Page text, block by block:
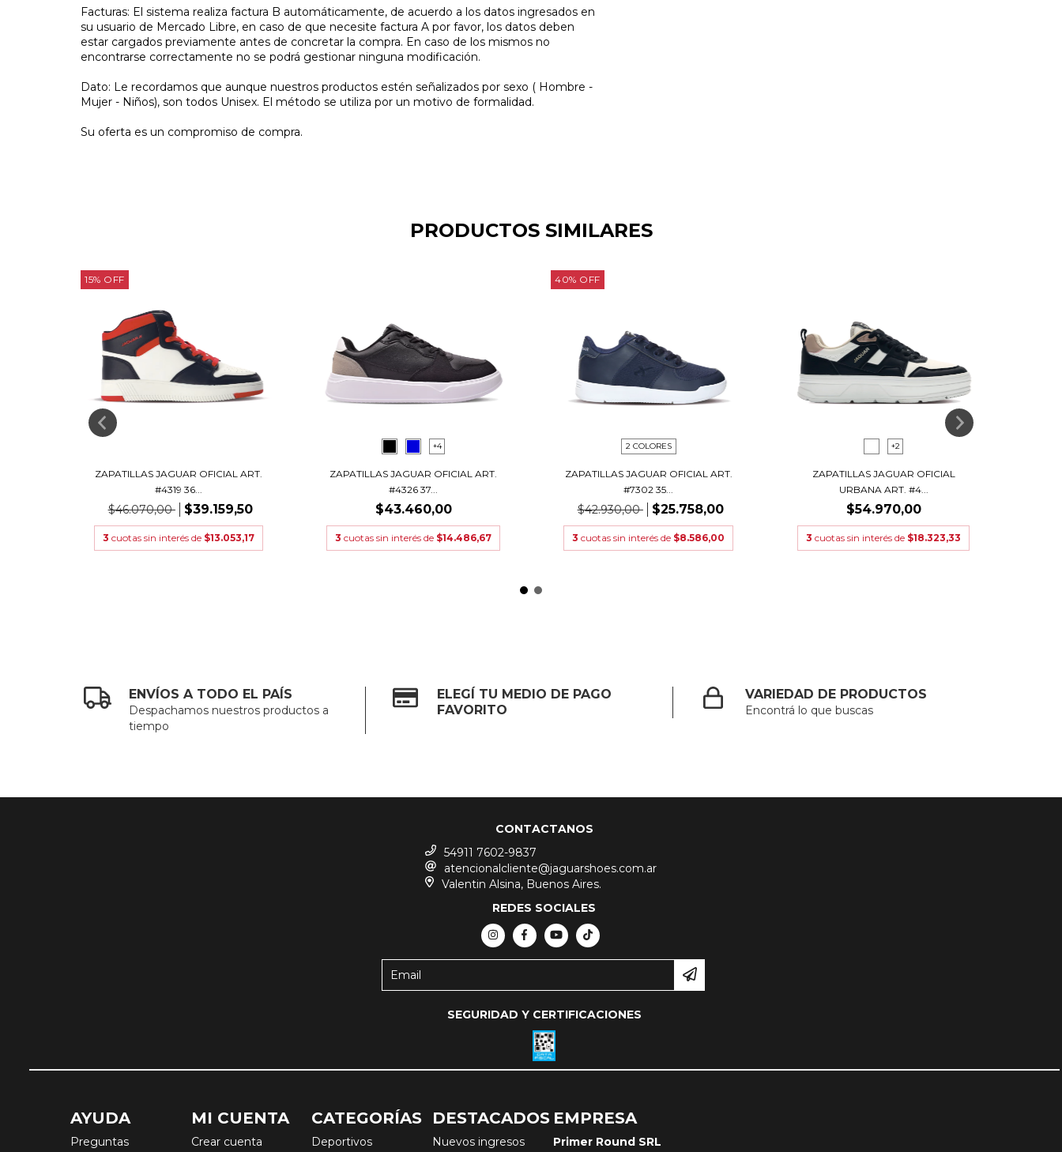
Facturas: El sistema realiza factura B automáticamente, de acuerdo a los datos ingresados en
su usuario de Mercado Libre, en caso de que necesite factura A por favor, los datos deben
estar cargados previamente antes de concretar la compra. En caso de los mismos no
encontrarse correctamente no se podrá gestionar ninguna modificación.
Dato: Le recordamos que aunque nuestros productos estén señalizados por sexo ( Hombre -
Mujer - Niños), son todos Unisex. El método se utiliza por un motivo de formalidad.
Su oferta es un compromiso de compra.
PRODUCTOS SIMILARES
15% OFF
ZAPATILLAS JAGUAR OFICIAL ART.
#4319 36...
$46.070,00 $39.159,50
3 cuotas sin interés de $13.053,17
+4
ZAPATILLAS JAGUAR OFICIAL ART.
#4326 37...
$43.460,00
3 cuotas sin interés de $14.486,67
40% OFF
2 COLORES
ZAPATILLAS JAGUAR OFICIAL ART.
#7302 35...
$42.930,00 $25.758,00
3 cuotas sin interés de $8.586,00
+2
ZAPATILLAS JAGUAR OFICIAL
URBANA ART. #4...
$54.970,00
3 cuotas sin interés de $18.323,33
ENVÍOS A TODO EL PAÍS
Despachamos nuestros productos a
tiempo
ELEGÍ TU MEDIO DE PAGO
FAVORITO
VARIEDAD DE PRODUCTOS
Encontrá lo que buscas
CONTACTANOS
54911 7602-9837
atencionalcliente@jaguarshoes.com.ar
Valentin Alsina, Buenos Aires.
REDES SOCIALES
SEGURIDAD Y CERTIFICACIONES
AYUDA
Preguntas
MI CUENTA
Crear cuenta
CATEGORÍAS
Deportivos
DESTACADOS
Nuevos ingresos
EMPRESA
Primer Round SRL